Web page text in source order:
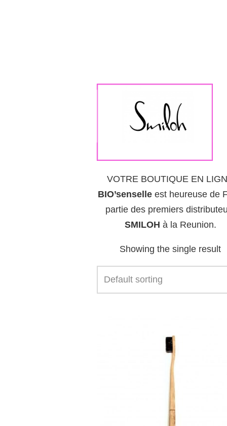
VOTRE BOUTIQUE EN
BIO’senselleest heureuse de
partie des premiers
SMILOH à la Reunion.
Showing the single result